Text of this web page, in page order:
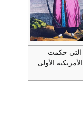
التي حكمت
الأمريكية الأولى.